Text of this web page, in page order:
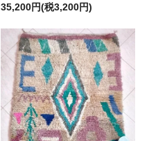
35,200円(税3,200円)